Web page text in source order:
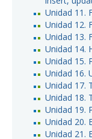
Unidad 11.
Unidad 12.
Unidad 13.
Unidad 14.
Unidad 15.
Unidad 16.
Unidad 17.
Unidad 18.
Unidad 19.
Unidad 20.
Unidad 21.